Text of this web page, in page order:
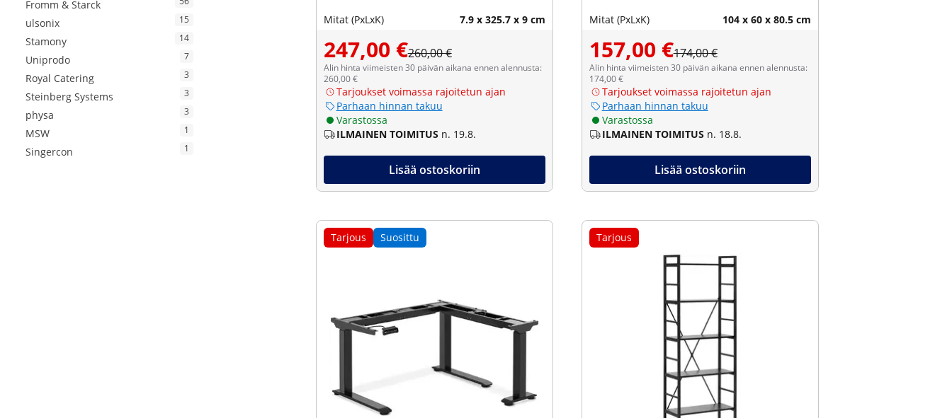
Fromm & Starck
ulsonix 15
Stamony 14
Uniprodo 7
Royal Catering 3
Steinberg Systems 3
physa 3
MSW 1
Singercon 1
Mitat (PxLxK) 7.9 x 325.7 x 9 cm
247,00 €260,00 €
Alin hinta viimeisten 30 päivän aikana ennen alennusta:
260,00 €
Tarjoukset voimassa rajoitetun ajan
Parhaan hinnan takuu
Varastossa
ILMAINEN TOIMITUS n. 19.8.
Lisää ostoskoriin
Mitat (PxLxK) 104 x 60 x 80.5 cm
157,00 €174,00 €
Alin hinta viimeisten 30 päivän aikana ennen alennusta:
174,00 €
Tarjoukset voimassa rajoitetun ajan
Parhaan hinnan takuu
Varastossa
ILMAINEN TOIMITUS n. 18.8.
Lisää ostoskoriin
Tarjous Suosittu Tarjous